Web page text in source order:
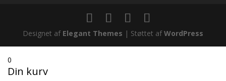
Designet af Elegant Themes | Støttet afWordPress
0
Din kurv